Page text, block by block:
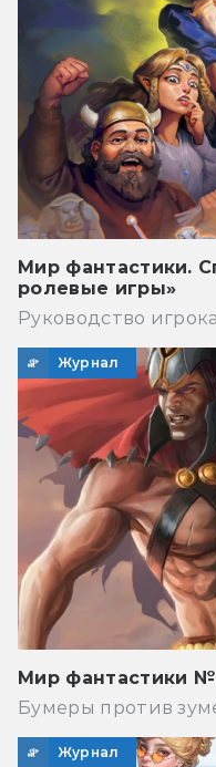
Мир фантастики.
ролевые игры»
Руководство игрока
Журнал
Мир фантастики №
Бумеры против
Журнал